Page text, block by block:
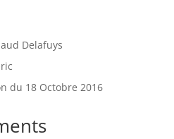
Delafuys
du 18 Octobre 2016